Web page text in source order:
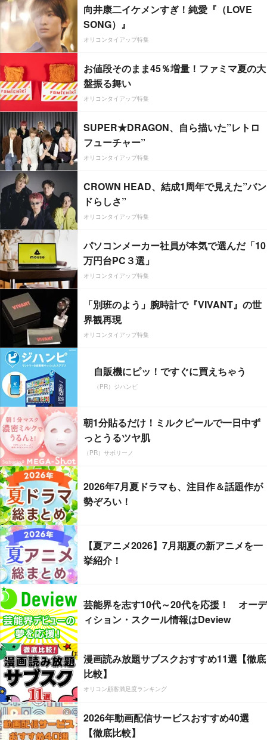
向井康二イケメンすぎ！純愛『（LOVE
SONG）』
オリコンタイアップ特集
お値段そのまま45％増量！ファミマ夏の大
盤振る舞い
オリコンタイアップ特集
SUPER★DRAGON、自ら描いた”レトロ
フューチャー”
オリコンタイアップ特集
CROWN HEAD、結成1周年で見えた”バン
ドらしさ”
オリコンタイアップ特集
パソコンメーカー社員が本気で選んだ「10
万円台PC３選」
オリコンタイアップ特集
「別班のよう」腕時計で『VIVANT』の世
界観再現
オリコンタイアップ特集
自販機にピッ！ですぐに買えちゃう
（PR）ジハンピ
朝1分貼るだけ！ミルクピールで一日中ず
っとうるツヤ肌
（PR）サボリーノ
2026年7月夏ドラマも、注目作＆話題作が
勢ぞろい！
【夏アニメ2026】7月期夏の新アニメを一
挙紹介！
芸能界を志す10代～20代を応援！ オーデ
ィション・スクール情報はDeview
漫画読み放題サブスクおすすめ11選【徹底
比較】
オリコン顧客満足度ランキング
2026年動画配信サービスおすすめ40選
【徹底比較】